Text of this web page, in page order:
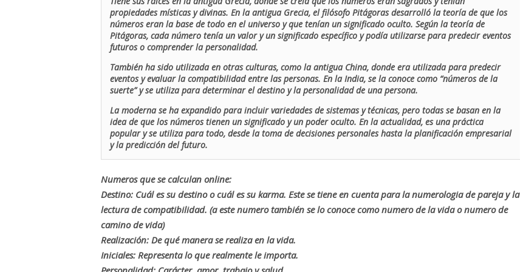
propiedades místicas y divinas. En la antigua Grecia, el filósofo Pitágoras desarrolló la teoría de que los
números eran la base de todo en el universo y que tenían un significado oculto. Según la teoría de
Pitágoras, cada número tenía un valor y un significado específico y podía utilizarse para predecir eventos
futuros o comprender la personalidad.
También ha sido utilizada en otras culturas, como la antigua China, donde era utilizada para predecir
eventos y evaluar la compatibilidad entre las personas. En la India, se la conoce como “números de la
suerte” y se utiliza para determinar el destino y la personalidad de una persona.
La moderna se ha expandido para incluir variedades de sistemas y técnicas, pero todas se basan en la
idea de que los números tienen un significado y un poder oculto. En la actualidad, es una práctica
popular y se utiliza para todo, desde la toma de decisiones personales hasta la planificación empresarial
y la predicción del futuro.
Numeros que se calculan online:
Destino: Cuál es su destino o cuál es su karma. Este se tiene en cuenta para la numerologia de pareja y la
lectura de compatibilidad. (a este numero también se lo conoce como numero de la vida o numero de
camino de vida)
Realización: De qué manera se realiza en la vida.
Iniciales: Representa lo que realmente le importa.